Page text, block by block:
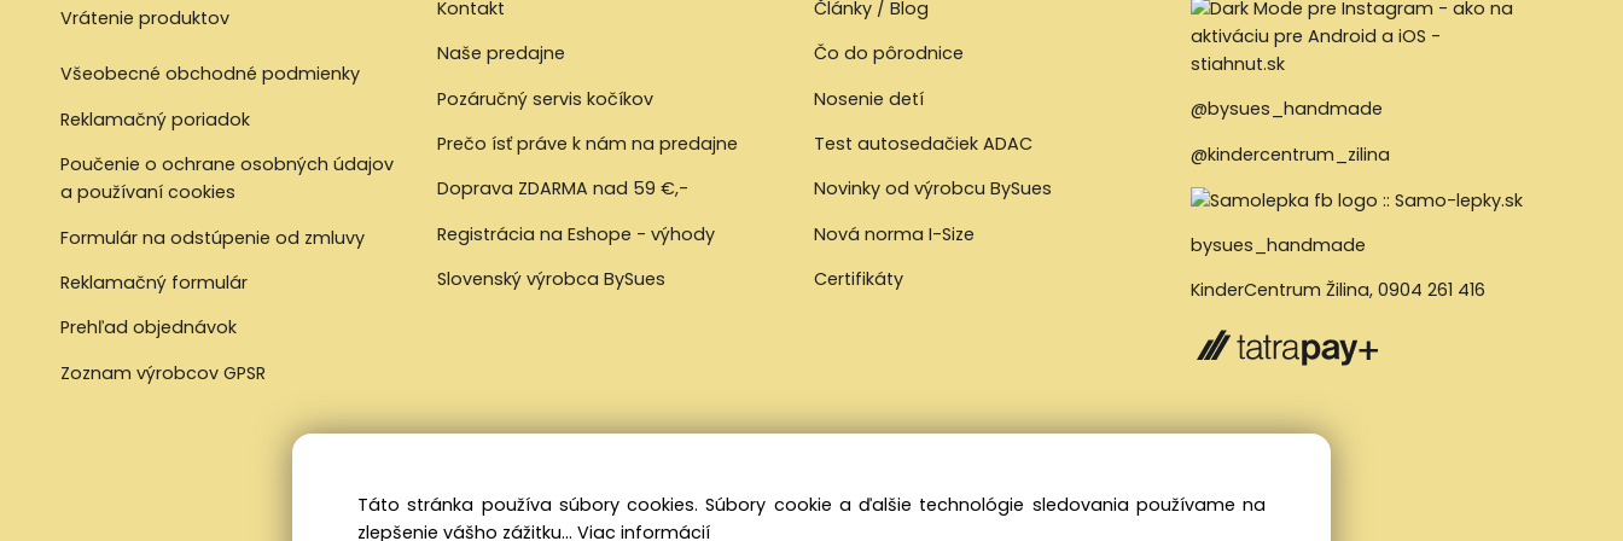
Vrátenie produktov
Všeobecné obchodné podmienky
Reklamačný poriadok
Poučenie o ochrane osobných údajov
a používaní cookies
Formulár na odstúpenie od zmluvy
Reklamačný formulár
Prehľad objednávok
Zoznam výrobcov GPSR
Kontakt
Naše predajne
Pozáručný servis kočíkov
Prečo ísť práve k nám na predajne
Doprava ZDARMA nad 59 €,-
Registrácia na Eshope - výhody
Slovenský výrobca BySues
Články / Blog
Čo do pôrodnice
Nosenie detí
Test autosedačiek ADAC
Novinky od výrobcu BySues
Nová norma I-Size
Certifikáty
@bysues_handmade
@kindercentrum_zilina
bysues_handmade
KinderCentrum Žilina,0904 261 416
Táto stránka používa súbory cookies. Súbory cookie a ďalšie technológie sledovania používame na
zlepšenie vášho zážitku... Viac informácií